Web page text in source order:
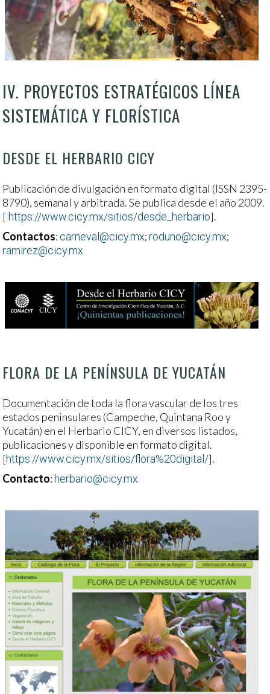
IV. PROYECTOS ESTRATÉGICOS LÍNEA
SISTEMÁTICA Y FLORÍSTICA
DESDE EL HERBARIO CICY
Publicación de divulgación en formato digital (ISSN 2395-
8790), semanal y arbitrada. Se publica desde el año 2009.
[ https://www.cicy.mx/sitios/desde_herbario].
Contactos: carneval@cicy.mx;roduno@cicy.mx;
ramirez@cicy.mx
FLORA DE LA PENÍNSULA DE YUCATÁN
Documentación de toda la flora vascular de los tres
estados peninsulares (Campeche, Quintana Roo y
Yucatán) en el Herbario CICY, en diversos listados,
publicaciones y disponible en formato digital.
[https://www.cicy.mx/sitios/flora%20digital/].
Contacto: herbario@cicy.mx